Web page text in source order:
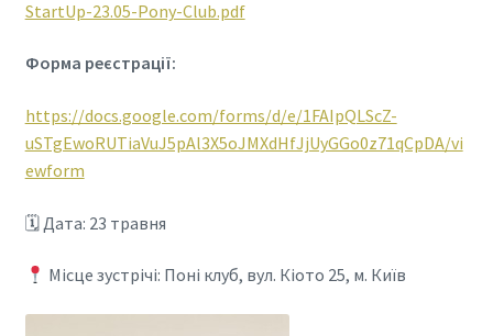
StartUp-23.05-Pony-Club.pdf
Форма реєстрації:
https://docs.google.com/forms/d/e/1FAIpQLScZ-
uSTgEwoRUTiaVuJ5pAl3X5oJMXdHfJjUyGGo0z71qCpDA/vi
ewform
🗓 Дата: 23 травня
Місце зустрічі: Поні клуб, вул. Кіото 25, м. Київ